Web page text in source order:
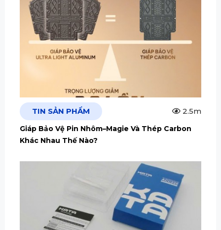
TIN SẢN PHẨM 2.5m
Giáp Bảo Vệ Pin Nhôm–Magie Và Thép Carbon
Khác Nhau Thế Nào?